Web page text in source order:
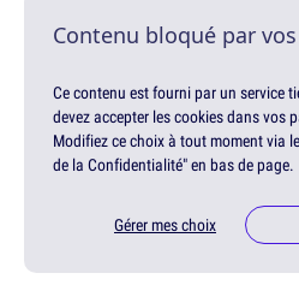
Contenu bloqué par
Ce contenu est fourni par un service
devez accepter les cookies dans vos
Modifiez ce choix à tout moment via
de la Confidentialité" en bas de page.
Gérer mes choix